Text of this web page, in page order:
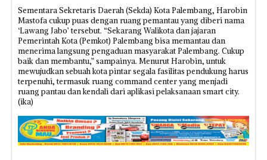
Sementara Sekretaris Daerah (Sekda) Kota Palembang, Harobin
Mastofa cukup puas dengan ruang pemantau yang diberi nama
‘Lawang Jabo’ tersebut. “Sekarang Walikota dan jajaran
Pemerintah Kota (Pemkot) Palembang bisa memantau dan
menerima langsung pengaduan masyarakat Palembang. Cukup
baik dan membantu,” sampainya. Menurut Harobin, untuk
mewujudkan sebuah kota pintar segala fasilitas pendukung harus
terpenuhi, termasuk ruang command center yang menjadi
ruang pantau dan kendali dari aplikasi pelaksanaan smart city.
(ika)